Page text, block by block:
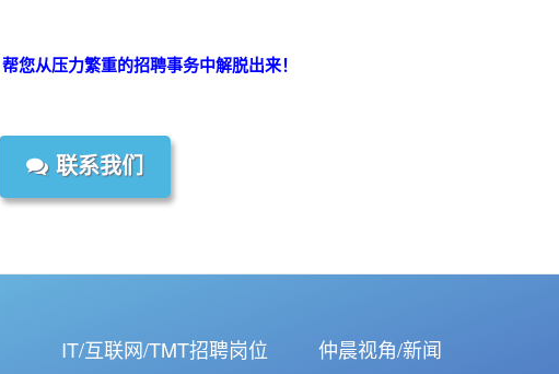
您从压力繁重的招聘事务中解脱出来！
联系我们
IT/互联网/TMT招聘岗位 仲晨视角/新闻